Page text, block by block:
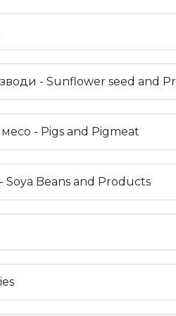
- Sunflower seed and
- Pigs and Pigmeat
Soya Beans and Products